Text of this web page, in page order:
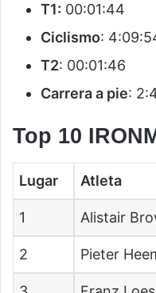
T1: 00:01:44
Ciclismo:
T2: 00:01:46
Carrera a pie:
Top 10
Lugar Atleta
1 Alistair
2 Pieter